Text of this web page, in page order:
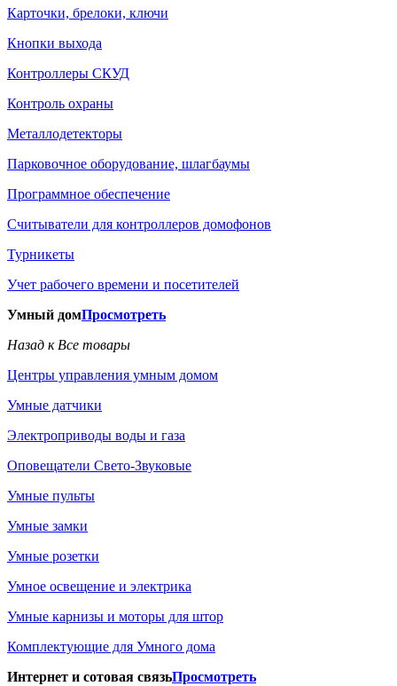
Карточки, брелоки, ключи
Кнопки выхода
Контроллеры СКУД
Контроль охраны
Металлодетекторы
Парковочное оборудование, шлагбаумы
Программное обеспечение
Считыватели для контроллеров домофонов
Турникеты
Учет рабочего времени и посетителей
Умный домПросмотреть
Назад к Все товары
Центры управления умным домом
Умные датчики
Электроприводы воды и газа
Оповещатели Свето-Звуковые
Умные пульты
Умные замки
Умные розетки
Умное освещение и электрика
Умные карнизы и моторы для штор
Комплектующие для Умного дома
Интернет и сотовая связьПросмотреть